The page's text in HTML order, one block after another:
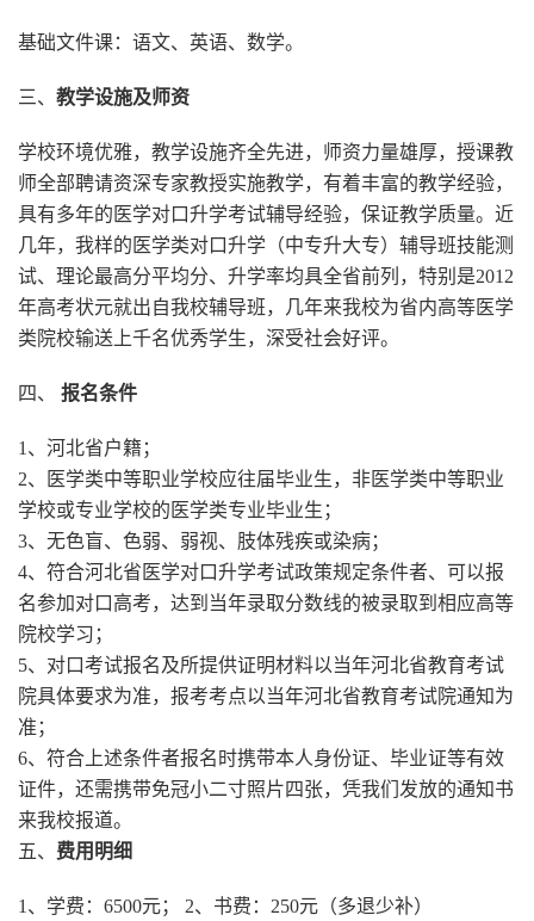
基础文件课：语文、英语、数学。
三、 教学设施及师资
学校环境优雅，教学设施齐全先进，师资力量雄厚，授课教
师全部聘请资深专家教授实施教学，有着丰富的教学经验，
具有多年的医学对口升学考试辅导经验，保证教学质量。近
几年，我样的医学类对口升学（中专升大专）辅导班技能测
试、理论最高分平均分、升学率均具全省前列，特别是2012
年高考状元就出自我校辅导班，几年来我校为省内高等医学
类院校输送上千名优秀学生，深受社会好评。
四、 报名条件
1、河北省户籍；
2、医学类中等职业学校应往届毕业生，非医学类中等职业
学校或专业学校的医学类专业毕业生；
3、无色盲、色弱、弱视、肢体残疾或染病；
4、符合河北省医学对口升学考试政策规定条件者、可以报
名参加对口高考，达到当年录取分数线的被录取到相应高等
院校学习；
5、对口考试报名及所提供证明材料以当年河北省教育考试
院具体要求为准，报考考点以当年河北省教育考试院通知为
准；
6、符合上述条件者报名时携带本人身份证、毕业证等有效
证件，还需携带免冠小二寸照片四张，凭我们发放的通知书
来我校报道。
五、 费用明细
1、学费：6500元； 2、书费：250元（多退少补）